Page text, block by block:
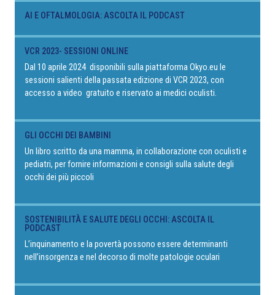
AI E OFTALMOLOGIA: ASCOLTA IL PODCAST
VCR 2023- SESSIONI ONLINE
Dal 10 aprile 2024 disponibili sulla piattaforma Okyo.eu le
sessioni salienti della passata edizione di VCR 2023, con
accesso a video gratuito e riservato ai medici oculisti.
GLI OCCHI DEI BAMBINI
Un libro scritto da una mamma, in collaborazione con oculisti e
pediatri, per fornire informazioni e consigli sulla salute degli
occhi dei più piccoli
SOSTENIBILITÀ E SALUTE DEGLI OCCHI: ASCOLTA IL
PODCAST
L’inquinamento e la povertà possono essere determinanti
nell’insorgenza e nel decorso di molte patologie oculari